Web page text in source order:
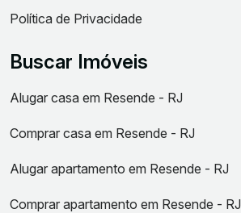
Política de Privacidade
Buscar Imóveis
Alugar casa em Resende - RJ
Comprar casa em Resende - RJ
Alugar apartamento em Resende - RJ
Comprar apartamento em Resende - RJ